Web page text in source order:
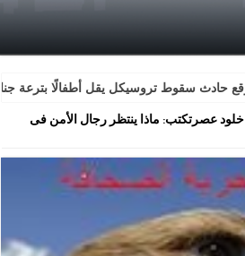
حادث سقوط تروسيكل يقل أطفالًا بترعة
عصرتكتب: ماذا ينتظر رجال الأمن فى